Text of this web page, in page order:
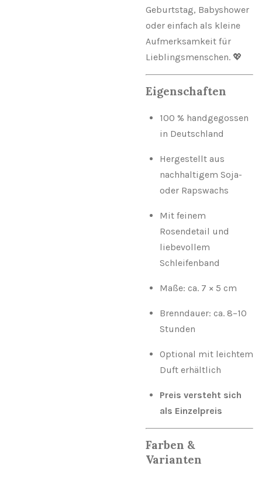
Geburtstag, Babyshower
oder einfach als kleine
Aufmerksamkeit für
Lieblingsmenschen. 💖
Eigenschaften
100 % handgegossen
in Deutschland
Hergestellt aus
nachhaltigem Soja-
oder Rapswachs
Mit feinem
Rosendetail und
liebevollem
Schleifenband
Maße: ca. 7 × 5 cm
Brenndauer: ca. 8–10
Stunden
Optional mit leichtem
Duft erhältlich
Preis versteht sich
als Einzelpreis
Farben &
Varianten